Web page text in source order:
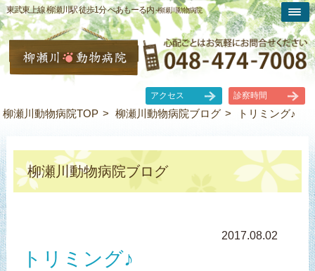
東武東上線 柳瀬川駅 徒歩1分 ぺあもーる内 -柳瀬川動物病院
アクセス 診察時間
柳瀬川動物病院TOP 柳瀬川動物病院ブログ トリミング♪
柳瀬川動物病院ブログ
2017.08.02
トリミング♪